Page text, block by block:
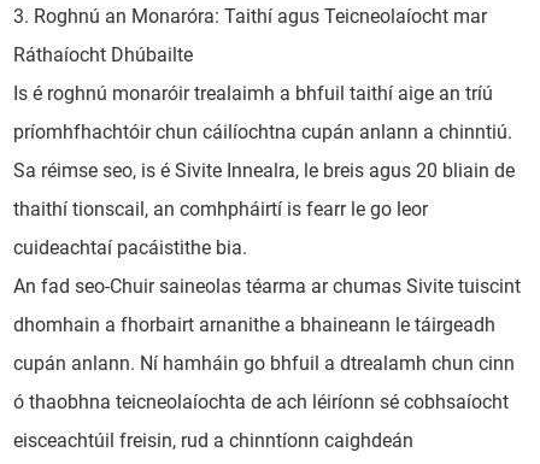
3. Roghnú an Monaróra: Taithí agus Teicneolaíocht mar
Ráthaíocht Dhúbailte
Is é roghnú monaróir trealaimh a bhfuil taithí aige an tríú
príomhfhachtóir chun cáilíochtna cupán anlann a chinntiú.
Sa réimse seo, is é Sivite Innealra, le breis agus 20 bliain de
thaithí tionscail, an comhpháirtí is fearr le go leor
cuideachtaí pacáistithe bia.
An fad seo-Chuir saineolas téarma ar chumas Sivite tuiscint
dhomhain a fhorbairt arnanithe a bhaineann le táirgeadh
cupán anlann. Ní hamháin go bhfuil a dtrealamh chun cinn
ó thaobhna teicneolaíochta de ach léiríonn sé cobhsaíocht
eisceachtúil freisin, rud a chinntíonn caighdeán